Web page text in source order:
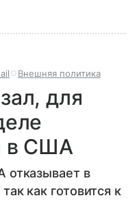
Внешняя политика
для
в США
отказывает в
как готовится к